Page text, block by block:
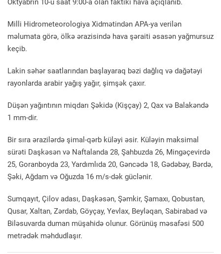
Oktyabrın 10-u saat 9:00-a olan faktiki hava açıqlanıb.
Milli Hidrometeorologiya Xidmətindən APA-ya verilən
məlumata görə, ölkə ərazisində hava şəraiti əsasən yağmursuz
keçib.
Lakin səhər saatlarından başlayaraq bəzi dağlıq və dağətəyi
rayonlarda arabir yağış yağır, şimşək çaxır.
Düşən yağıntının miqdarı Şəkidə (Kişçay) 2, Qax və Balakəndə
1 mm-dir.
Bir sıra ərazilərdə şimal-qərb küləyi əsir. Küləyin maksimal
sürəti Daşkəsən və Naftalanda 28, Şahbuzda 26, Mingəçevirdə
25, Goranboyda 23, Yardımlıda 20, Gəncədə 18, Gədəbəy, Bərdə,
Şəki, Ağdam və Oğuzda 16 m/s-dək güclənir.
Sumqayıt, Çilov adası, Daşkəsən, Şəmkir, Şamaxı, Qobustan,
Qusar, Xaltan, Zərdab, Göyçay, Yevlax, Beyləqan, Sabirabad və
Biləsuvarda duman müşahidə olunur. Görünüş məsafəsi 500
metrədək məhdudlaşır.